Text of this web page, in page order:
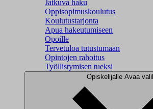
Jatkuva haku
Oppisopimuskoulutus
Koulutustarjonta
Apua hakeutumiseen
Opoille
Tervetuloa tutustumaan
Opintojen rahoitus
Työllistymisen tueksi
Opiskelijalle Avaa